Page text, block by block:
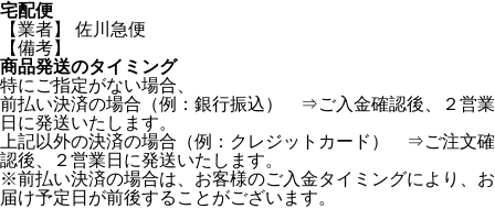
宅配便
【業者】 佐川急便
【備考】
商品発送のタイミング
特にご指定がない場合、
前払い決済の場合（例：銀行振込） ⇒ご入金確認後、２営業
日に発送いたします。
上記以外の決済の場合（例：クレジットカード） ⇒ご注文確
認後、２営業日に発送いたします。
※前払い決済の場合は、お客様のご入金タイミングにより、お
届け予定日が前後することがございます。